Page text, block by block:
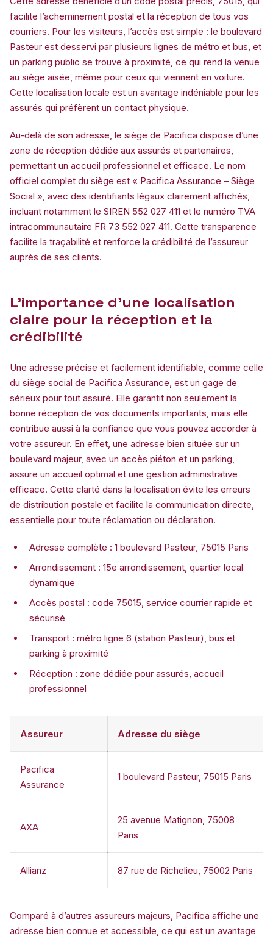
facilite l’acheminement postal et la réception de tous vos
courriers. Pour les visiteurs, l’accès est simple : le boulevard
Pasteur est desservi par plusieurs lignes de métro et bus, et
un parking public se trouve à proximité, ce qui rend la venue
au siège aisée, même pour ceux qui viennent en voiture.
Cette localisation locale est un avantage indéniable pour les
assurés qui préfèrent un contact physique.
Au-delà de son adresse, le siège de Pacifica dispose d’une
zone de réception dédiée aux assurés et partenaires,
permettant un accueil professionnel et efficace. Le nom
officiel complet du siège est « Pacifica Assurance – Siège
Social », avec des identifiants légaux clairement affichés,
incluant notamment le SIREN 552 027 411 et le numéro TVA
intracommunautaire FR 73 552 027 411. Cette transparence
facilite la traçabilité et renforce la crédibilité de l’assureur
auprès de ses clients.
L’importance d’une localisation
claire pour la réception et la
crédibilité
Une adresse précise et facilement identifiable, comme celle
du siège social de Pacifica Assurance, est un gage de
sérieux pour tout assuré. Elle garantit non seulement la
bonne réception de vos documents importants, mais elle
contribue aussi à la confiance que vous pouvez accorder à
votre assureur. En effet, une adresse bien située sur un
boulevard majeur, avec un accès piéton et un parking,
assure un accueil optimal et une gestion administrative
efficace. Cette clarté dans la localisation évite les erreurs
de distribution postale et facilite la communication directe,
essentielle pour toute réclamation ou déclaration.
Adresse complète : 1 boulevard Pasteur, 75015 Paris
Arrondissement : 15e arrondissement, quartier local
dynamique
Accès postal : code 75015, service courrier rapide et
sécurisé
Transport : métro ligne 6 (station Pasteur), bus et
parking à proximité
Réception : zone dédiée pour assurés, accueil
professionnel
Assureur Adresse du siège
Pacifica
Assurance
1 boulevard Pasteur, 75015 Paris
AXA
25 avenue Matignon, 75008
Paris
Allianz 87 rue de Richelieu, 75002 Paris
Comparé à d’autres assureurs majeurs, Pacifica affiche une
adresse bien connue et accessible, ce qui est un avantage